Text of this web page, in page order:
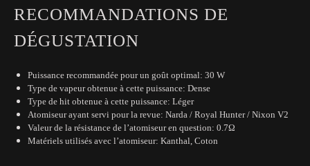
RECOMMANDATIONS DE
DÉGUSTATION
Puissance recommandée pour un goût optimal: 30 W
Type de vapeur obtenue à cette puissance: Dense
Type de hit obtenue à cette puissance: Léger
Atomiseur ayant servi pour la revue: Narda / Royal Hunter / Nixon V2
Valeur de la résistance de l’atomiseur en question: 0.7Ω
Matériels utilisés avec l’atomiseur: Kanthal, Coton